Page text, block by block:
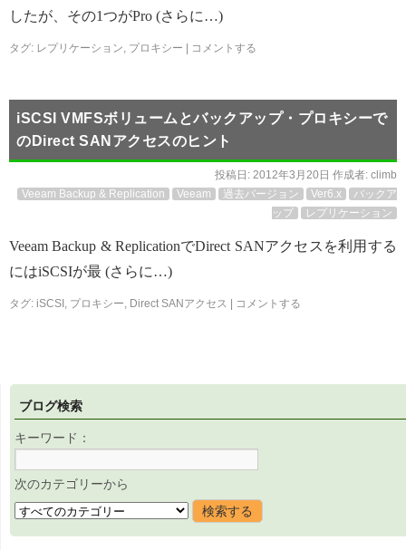
したが、その1つがPro (さらに…)
タグ: レプリケーション, プロキシー コメントする
iSCSI VMFSボリュームとバックアップ・プロキシーで
のDirect SANアクセスのヒント
投稿日: 2012年3月20日 作成者: climb
Veeam Backup & Replication
Veeam 過去バージョン Ver6.x
バックア
ップ
レプリケーション
Veeam Backup & ReplicationでDirect SANアクセスを利用する
にはiSCSIが最 (さらに…)
タグ: iSCSI , プロキシー, Direct SANアクセス コメントする
ブログ検索
キーワード：
次のカテゴリーから